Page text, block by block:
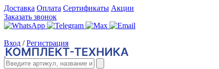
Доставка Оплата Сертификаты Акции
Заказать звонок
Вход / Регистрация